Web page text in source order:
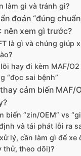
làm gì và tránh gì?
đoán “đúng
nên xem gì trước?
là gì và chúng giúp
hay đi kèm MAF/
“đọc sai bệnh”
cảm biến MAF/
biến “zin/OEM” vs
và tái phát lỗi ra
lý, cần làm gì để xe
thử, theo dõi)?